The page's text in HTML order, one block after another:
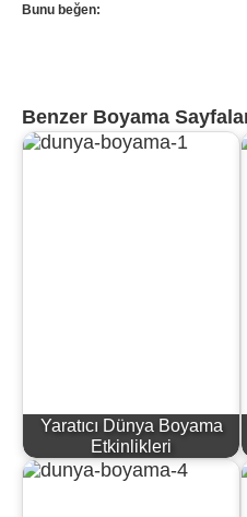
Bunu beğen:
Benzer Boyama
Yaratıcı Dünya Boyama
Etkinlikleri